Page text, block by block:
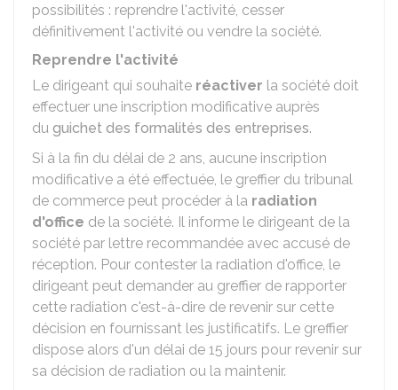
possibilités : reprendre l'activité, cesser
définitivement l'activité ou vendre la société.
Reprendre l'activité
Le dirigeant qui souhaite réactiver la société doit
effectuer une inscription modificative auprès
du guichet des formalités des entreprises.
Si à la fin du délai de 2 ans, aucune inscription
modificative a été effectuée, le greffier du tribunal
de commerce peut procéder à la radiation
d'office de la société. Il informe le dirigeant de la
société par lettre recommandée avec accusé de
réception. Pour contester la radiation d'office, le
dirigeant peut demander au greffier de rapporter
cette radiation c'est-à-dire de revenir sur cette
décision en fournissant les justificatifs. Le greffier
dispose alors d'un délai de 15 jours pour revenir sur
sa décision de radiation ou la maintenir.